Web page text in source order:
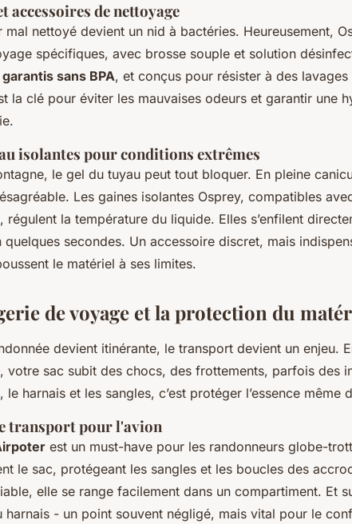
accessoires de nettoyage
mal nettoyé devient un nid à bactéries. Heureusement,
spécifiques, avec brosse souple et solution
garantis sans BPA, et conçus pour résister à des
la clé pour éviter les mauvaises odeurs et garantir une
isolantes pour conditions extrêmes
le gel du tuyau peut tout bloquer. En pleine
Les gaines isolantes Osprey, compatibles
régulent la température du liquide. Elles s’enfilent
quelques secondes. Un accessoire discret, mais
le matériel à ses limites.
de voyage et la protection du
devient itinérante, le transport devient un enjeu.
votre sac subit des chocs, des frottements, parfois des
le harnais et les sangles, c’est protéger l’essence même
transport pour l'avion
est un must-have pour les randonneurs globe-
le sac, protégeant les sangles et les boucles des
elle se range facilement dans un compartiment. Et
harnais - un point souvent négligé, mais vital pour le